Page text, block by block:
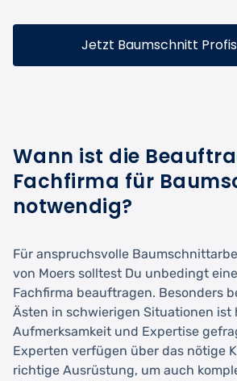
Jetzt Baumschnitt
Wann ist die
Fachfirma für
notwendig?
Für anspruchsvolle
von Moers solltest Du unbedingt
Fachfirma beauftragen. Besonders
Ästen in schwierigen Situationen ist
Aufmerksamkeit und Expertise
Experten verfügen über das nötige
richtige Ausrüstung, um auch